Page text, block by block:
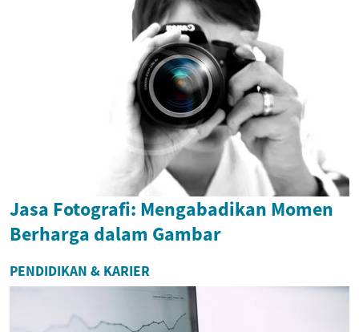
Jasa Fotografi: Mengabadikan Momen
Berharga dalam Gambar
PENDIDIKAN & KARIER